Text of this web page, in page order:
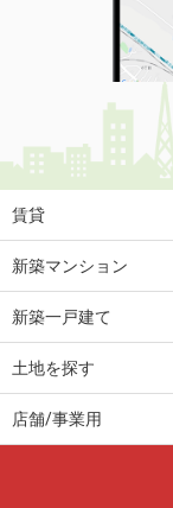
賃貸
新築マンション
新築一戸建て
土地を探す
店舗/事業用